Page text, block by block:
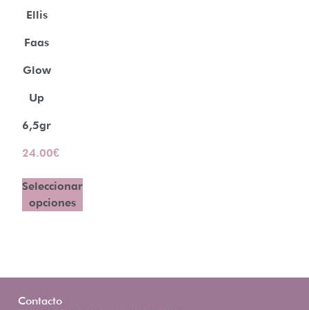
Ellis
Faas
Glow
Up
6,5gr
24.00€
Seleccionar
opciones
Contacto